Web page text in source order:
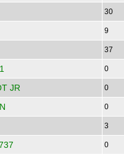
30
9
37
0
JR 0
0
3
0